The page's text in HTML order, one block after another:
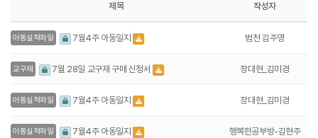
제목 작성자
아동실적파일 7월4주 아동일지 범천 김주영
교구재 7월 28일 교구재 구매 신청서 장대현_김미경
아동실적파일 7월4주 아동일지 장대현_김미경
아동실적파일 7월4주 아동일지 행복한공부방-김현주